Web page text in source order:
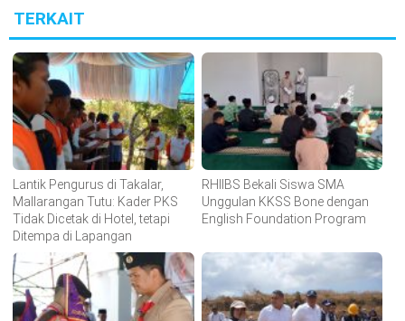
TERKAIT
Lantik Pengurus di Takalar,
Mallarangan Tutu: Kader PKS
Tidak Dicetak di Hotel, tetapi
Ditempa di Lapangan
RHIIBS Bekali Siswa SMA
Unggulan KKSS Bone dengan
English Foundation Program